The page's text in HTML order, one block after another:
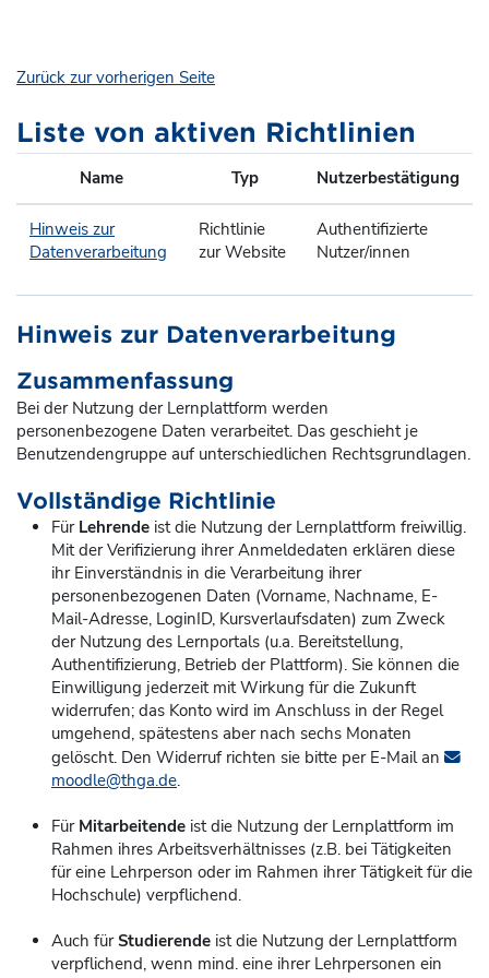
Zurück zur vorherigen Seite
Liste von aktiven Richtlinien
Name Typ Nutzerbestätigung
Hinweis zur
Datenverarbeitung
Richtlinie
zur Website
Authentifizierte
Nutzer/innen
Hinweis zur Datenverarbeitung
Zusammenfassung
Bei der Nutzung der Lernplattform werden
personenbezogene Daten verarbeitet. Das geschieht je
Benutzendengruppe auf unterschiedlichen Rechtsgrundlagen.
Vollständige Richtlinie
Für Lehrende ist die Nutzung der Lernplattform freiwillig.
Mit der Verifizierung ihrer Anmeldedaten erklären diese
ihr Einverständnis in die Verarbeitung ihrer
personenbezogenen Daten (Vorname, Nachname, E-
Mail-Adresse, LoginID, Kursverlaufsdaten) zum Zweck
der Nutzung des Lernportals (u.a. Bereitstellung,
Authentifizierung, Betrieb der Plattform). Sie können die
Einwilligung jederzeit mit Wirkung für die Zukunft
widerrufen; das Konto wird im Anschluss in der Regel
umgehend, spätestens aber nach sechs Monaten
gelöscht. Den Widerruf richten sie bitte per E-Mail an
moodle@thga.de.
Für Mitarbeitende ist die Nutzung der Lernplattform im
Rahmen ihres Arbeitsverhältnisses (z.B. bei Tätigkeiten
für eine Lehrperson oder im Rahmen ihrer Tätigkeit für die
Hochschule) verpflichend.
Auch fürStudierende ist die Nutzung der Lernplattform
verpflichend, wenn mind. eine ihrer Lehrpersonen ein